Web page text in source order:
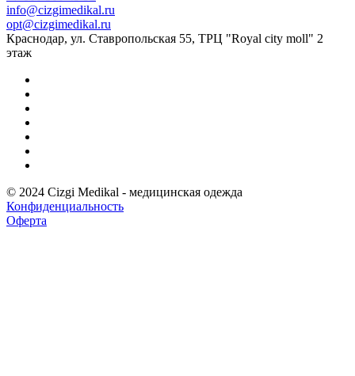
info@cizgimedikal.ru
opt@cizgimedikal.ru
Краснодар, ул. Ставропольская 55, ТРЦ "Royal city moll" 2
этаж
© 2024 Cizgi Medikal - медицинская одежда
Конфиденциальность
Оферта